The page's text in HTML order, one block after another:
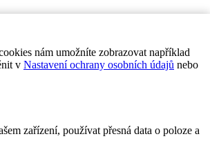
nám umožníte zobrazovat například
v Nastavení ochrany osobních údajů nebo
zařízení, používat přesná data o poloze a